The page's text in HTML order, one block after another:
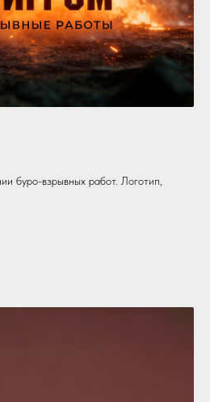
буро-взрывных работ. Логотип,